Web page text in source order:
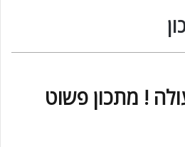
! מתכון פשוט